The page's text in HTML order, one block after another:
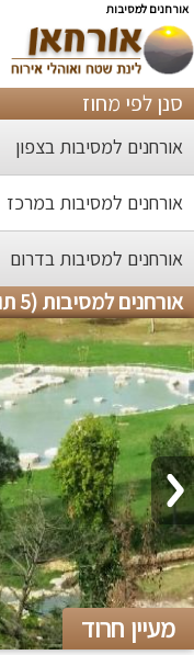
אורחנים למסיבות
סנן לפי מחוז
אורחנים למסיבות בצפון
אורחנים למסיבות במרכז
אורחנים למסיבות בדרום
אורחנים למסיבות (5 תוצאות חיפוש)
מעיין חרוד